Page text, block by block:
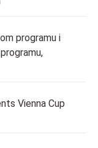
programu i
Vienna Cup